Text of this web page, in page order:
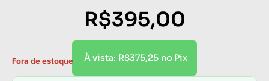
R$395,00
À vista: R$375,25 no Pix
Fora de estoque